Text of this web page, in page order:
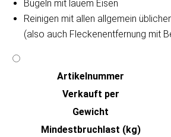
Bügeln mit lauem Eisen
Reinigen mit allen allgemein
(also auch Fleckenentfernung mit
Artikeln‌ummer
Verkauft per
Gewicht
Mindestbruchlast (kg)